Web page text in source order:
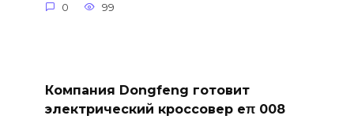
0 99
Компания Dongfeng готовит
электрический кроссовер eπ 008